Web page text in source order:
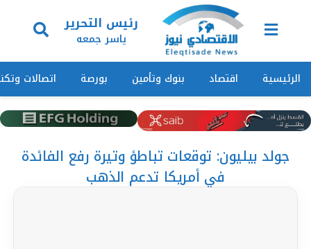
رئيس التحرير
ياسر جمعه
الرئيسية اقتصاد بنوك وتأمين بورصة اتصالات
جولد بيليون: توقعات تباطؤ وتيرة رفع الفائدة
في أمريكا تدعم الذهب